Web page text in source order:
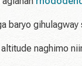
baryo
naghimo